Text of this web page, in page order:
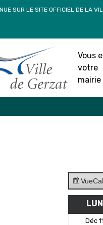
SUR LE SITE OFFICIEL DE LA
Vous
votre
mairie
Vue
LUN
Déc